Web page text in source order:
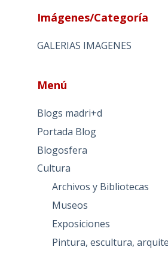
Imágenes/Categoría
GALERIAS IMAGENES
Menú
Blogs madri+d
Portada Blog
Blogosfera
Cultura
Archivos y Bibliotecas
Museos
Exposiciones
Pintura, escultura,